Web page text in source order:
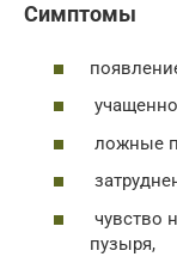
Симптомы
ложные
чувство
пузыря,